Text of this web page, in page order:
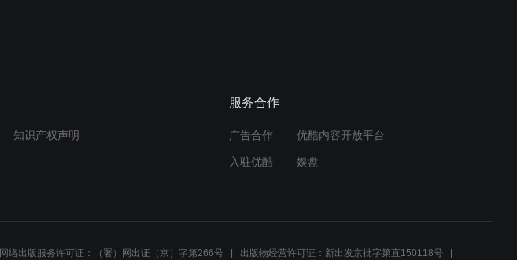
知识产权声明
服务合作
广告合作 优酷内容开放平台
入驻优酷 娱盘
网络出版服务许可证：（署）网出证（京）字第266号 出版物经营许可证：新出发京批字第直150118号